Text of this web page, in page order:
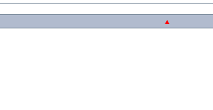
▲